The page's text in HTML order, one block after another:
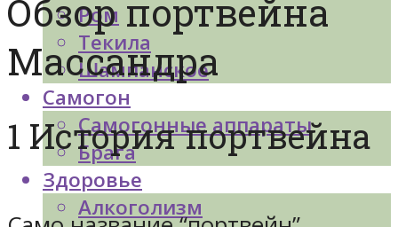
Ром
Текила
Шампанское
Самогон
Самогонные аппараты
Брага
Здоровье
Алкоголизм
Обзор портвейна
Массандра
1 История портвейна